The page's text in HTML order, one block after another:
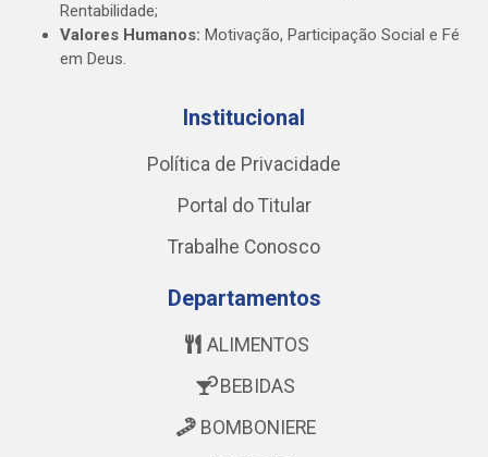
Rentabilidade;
Valores Humanos: Motivação, Participação Social e Fé
em Deus.
Institucional
Política de Privacidade
Portal do Titular
Trabalhe Conosco
Departamentos
ALIMENTOS
BEBIDAS
BOMBONIERE